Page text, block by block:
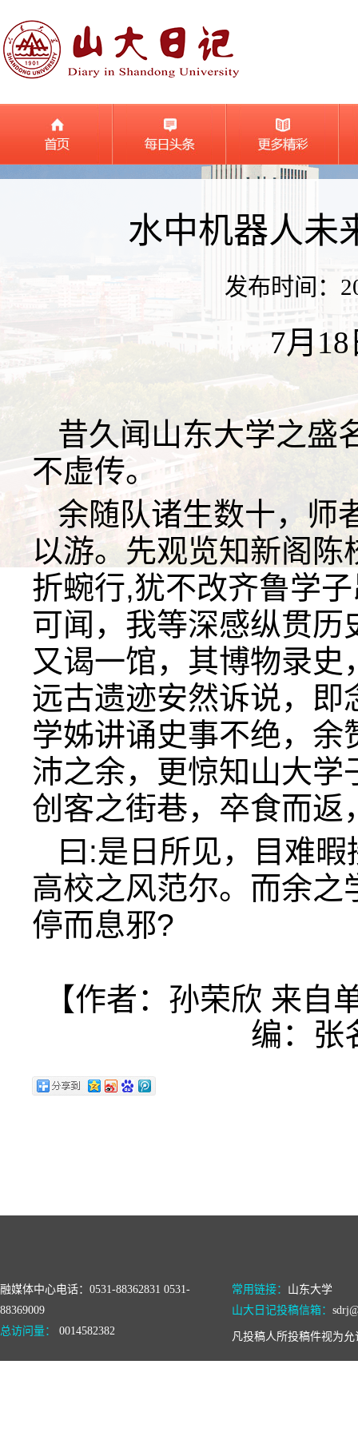
水中机器人未
发布时间：
7月
昔久闻山东大学之盛
不虚传。
余随队诸生数十，师
以游。先观览知新阁
折蜿行,犹不改齐鲁学
可闻，我等深感纵贯
又谒一馆，其博物录
远古遗迹安然诉说，即
学姊讲诵史事不绝，
沛之余，更惊知山大学
创客之街巷，卒食而返
曰:是日所见，目难
高校之风范尔。而余
停而息邪?
【作者：孙荣欣 来自
编：张
融媒体中心电话：0531-88362831 0531-
88369009
常用链接： 山东大学
山大日记投稿信箱：
总访问量：
0014582382 凡投稿人所投稿件视为